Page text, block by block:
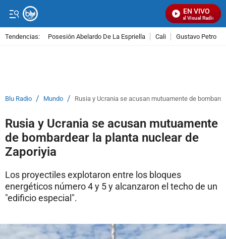
EN VIVO
Señal Visual Radio
Tendencias: Posesión Abelardo De La Espriella Cali Gustavo Petro
Blu Radio / Mundo / Rusia y Ucrania se acusan mutuamente de
Rusia y Ucrania se acusan mutuamente
de bombardear la planta nuclear de
Zaporiyia
Los proyectiles explotaron entre los bloques
energéticos número 4 y 5 y alcanzaron el techo de un
"edificio especial".